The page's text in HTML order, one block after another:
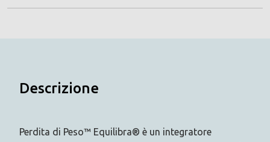
Descrizione
Perdita di Peso™ Equilibra® è un integratore